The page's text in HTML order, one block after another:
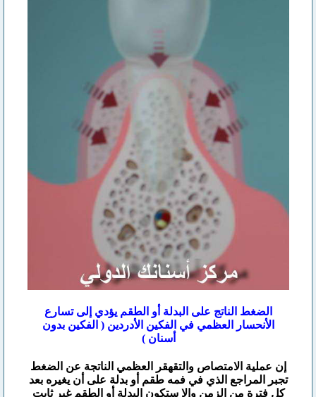
الضغط الناتج على البدلة أو الطقم يؤدي إلى تسارع
الأنحسار العظمي في الفكين الأدردين ( الفكين بدون
أسنان )
إن عملية الامتصاص والتقهقر العظمي الناتجة عن الضغط
تجبر المراجع الذي في فمه طقم أو بدلة على أن يغيره بعد
كل فترة من الزمن وإلا ستكون البدلة أو الطقم غير ثابت